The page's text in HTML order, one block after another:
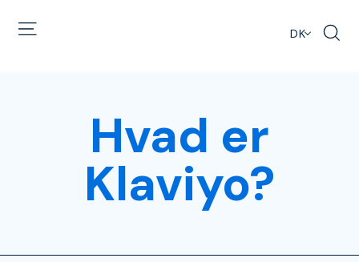
DK
Hvad er
Klaviyo?